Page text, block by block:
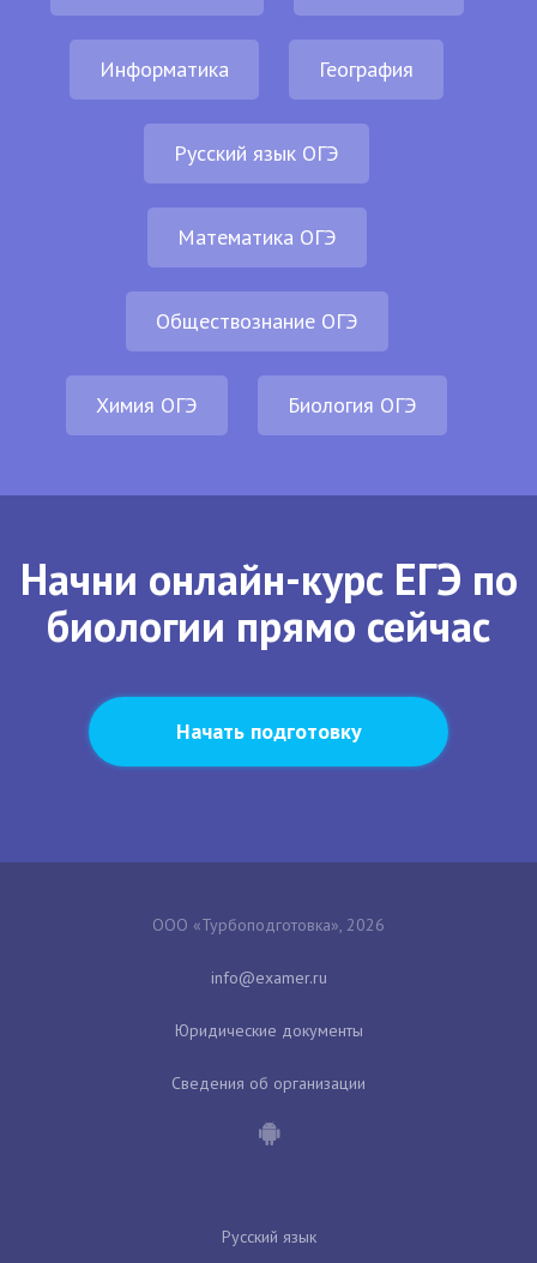
Информатика География
Русский язык ОГЭ
Математика ОГЭ
Обществознание ОГЭ
Химия ОГЭ Биология ОГЭ
Начни онлайн-курс ЕГЭ по
биологии прямо сейчас
Начать подготовку
ООО «Турбоподготовка», 2026
Юридические документы
Сведения об организации
Русский язык